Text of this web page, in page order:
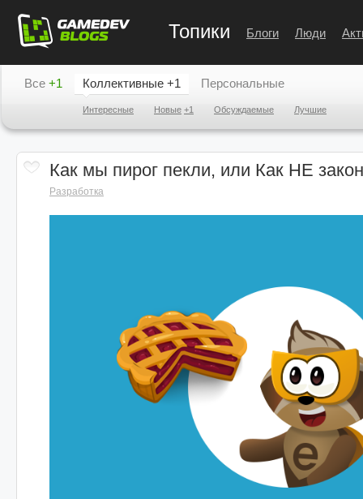
Топики Блоги Люди
Все +1 Коллективные +1
Интересные Новые +1 Обсуждаемые Лучшие
Персональные
Как мы пирог пекли, или Как НЕ
Разработка